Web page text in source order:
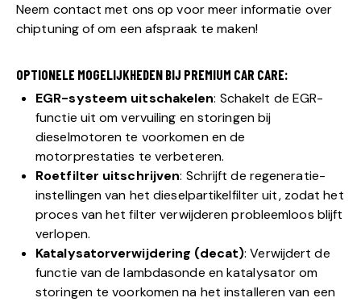
Neem contact met ons op voor meer informatie over
chiptuning of om een afspraak te maken!
OPTIONELE MOGELIJKHEDEN BIJ PREMIUM CAR CARE:
EGR-systeem uitschakelen: Schakelt de EGR-
functie uit om vervuiling en storingen bij
dieselmotoren te voorkomen en de
motorprestaties te verbeteren.
Roetfilter uitschrijven: Schrijft de regeneratie-
instellingen van het dieselpartikelfilter uit, zodat het
proces van het filter verwijderen probleemloos blijft
verlopen.
Katalysatorverwijdering (decat): Verwijdert de
functie van de lambdasonde en katalysator om
storingen te voorkomen na het installeren van een